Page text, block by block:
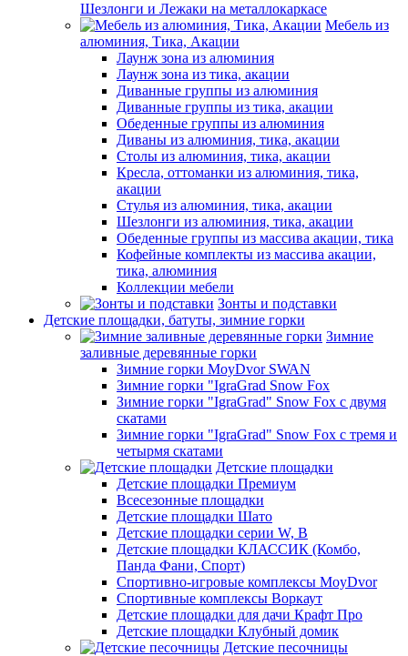
Шезлонги и Лежаки на металлокаркасе
Мебель из
алюминия, Тика, Акации
Лаунж зона из алюминия
Лаунж зона из тика, акации
Диванные группы из алюминия
Диванные группы из тика, акации
Обеденные группы из алюминия
Диваны из алюминия, тика, акации
Столы из алюминия, тика, акации
Кресла, оттоманки из алюминия, тика,
акации
Стулья из алюминия, тика, акации
Шезлонги из алюминия, тика, акации
Обеденные группы из массива акации, тика
Кофейные комплекты из массива акации,
тика, алюминия
Коллекции мебели
Зонты и подставки
Детские площадки, батуты, зимние горки
Зимние
заливные деревянные горки
Зимние горки MoyDvor SWAN
Зимние горки "IgraGrad Snow Fox
Зимние горки "IgraGrad" Snow Fox с двумя
скатами
Зимние горки "IgraGrad" Snow Fox с тремя и
четырмя скатами
Детские площадки
Детские площадки Премиум
Всесезонные площадки
Детские площадки Шато
Детские площадки серии W, В
Детские площадки КЛАССИК (Комбо,
Панда Фани, Спорт)
Спортивно-игровые комплексы MoyDvor
Спортивные комплексы Воркаут
Детские площадки для дачи Крафт Про
Детские площадки Клубный домик
Детские песочницы